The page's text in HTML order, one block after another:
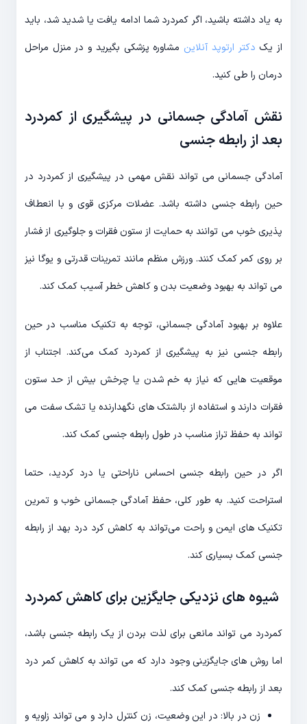
به یاد داشته باشید، اگر کمردرد شما ادامه یافت یا شدید شد، باید
از یک دکتر ارتوپد آنلاین مشاوره پزشکی بگیرید و در منزل مراحل
درمان را طی کنید.
نقش آمادگی جسمانی در پیشگیری از کمردرد
بعد از رابطه جنسی
آمادگی جسمانی می تواند نقش مهمی در پیشگیری از کمردرد در
حین رابطه جنسی داشته باشد. عضلات مرکزی قوی و با انعطاف
پذیری خوب می توانند به حمایت از ستون فقرات و جلوگیری از فشار
بر روی کمر کمک کنند. ورزش منظم مانند تمرینات قدرتی و یوگا نیز
می تواند به بهبود وضعیت بدن و کاهش خطر آسیب کمک کند.
علاوه بر بهبود آمادگی جسمانی، توجه به تکنیک مناسب در حین
رابطه جنسی نیز به پیشگیری از کمردرد کمک می‌کند. اجتناب از
موقعیت هایی که نیاز به خم شدن یا چرخش بیش از حد ستون
فقرات دارند و استفاده از بالشتک های نگهدارنده یا تشک سفت می
تواند به حفظ تراز مناسب در طول رابطه جنسی کمک کند.
اگر در حین رابطه جنسی احساس ناراحتی یا درد کردید، حتما
استراحت کنید. به طور کلی، حفظ آمادگی جسمانی خوب و تمرین
تکنیک های ایمن و راحت می‌تواند به کاهش کرد درد بهد از رابطه
جنسی کمک بسیاری کند.
شیوه های نزدیکی جایگزین برای کاهش کمردرد
کمردرد می تواند مانعی برای لذت بردن از یک رابطه جنسی باشد،
اما روش های جایگزینی وجود دارد که می تواند به کاهش کمر درد
بعد از رابطه جنسی کمک کند.
زن در بالا: در این وضعیت، زن کنترل دارد و می تواند زاویه و